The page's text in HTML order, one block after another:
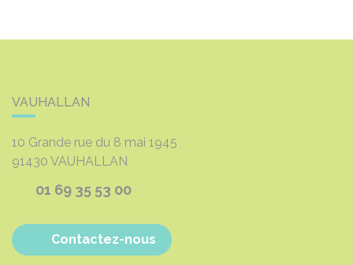
VAUHALLAN
10 Grande rue du 8 mai 1945
91430 VAUHALLAN
01 69 35 53 00
Contactez-nous